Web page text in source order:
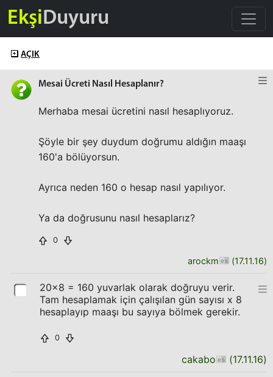
EkşiDuyuru
AÇIK
Mesai Ücreti Nasıl Hesaplanır?
Merhaba mesai ücretini nasıl hesaplıyoruz.
Şöyle bir şey duydum doğrumu aldığın maaşı
160'a bölüyorsun.
Ayrıca neden 160 o hesap nasıl yapılıyor.
Ya da doğrusunu nasıl hesaplarız?
0
arockm (17.11.16)
20x8 = 160 yuvarlak olarak doğruyu verir.
Tam hesaplamak için çalışılan gün sayısı x 8
hesaplayıp maaşı bu sayıya bölmek gerekir.
0
cakabo (17.11.16)